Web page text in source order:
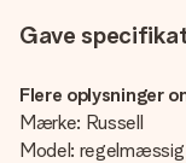
Gave
Flere oplysninger
Mærke: Russell
Model: regelmæssig